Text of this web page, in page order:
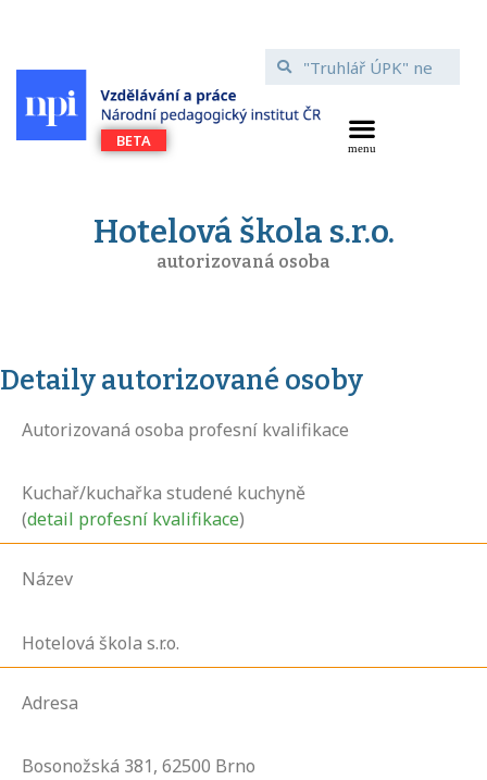
Hotelová škola s.r.o.
autorizovaná osoba
Detaily autorizované osoby
Autorizovaná osoba profesní kvalifikace
Kuchař/kuchařka studené kuchyně
(detail profesní kvalifikace)
Název
Hotelová škola s.r.o.
Adresa
Bosonožská 381, 62500 Brno